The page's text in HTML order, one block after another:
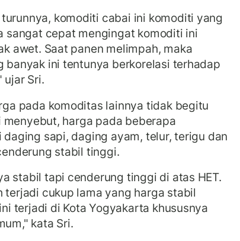
komoditi cabai ini komoditi yang
sangat cepat mengingat komoditi ini
awet. Saat panen melimpah, maka
banyak ini tentunya berkorelasi terhadap
ujar Sri.
pada komoditas lainnya tidak begitu
menyebut, harga pada beberapa
sapi, daging ayam, telur, terigu dan
stabil tinggi.
stabil tapi cenderung tinggi di atas HET.
terjadi cukup lama yang harga stabil
terjadi di Kota Yogyakarta khususnya
kata Sri.